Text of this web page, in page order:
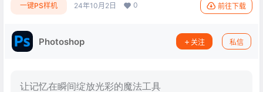
一键PS样机 24年10月2日 0 前往下载
Photoshop 关注 私信
让记忆在瞬间绽放光彩的魔法工具